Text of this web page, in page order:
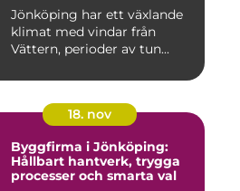
Jönköping har ett växlande
klimat med vindar från
Vättern, perioder av tun...
18. nov
Byggfirma i Jönköping:
Hållbart hantverk, trygga
processer och smarta val